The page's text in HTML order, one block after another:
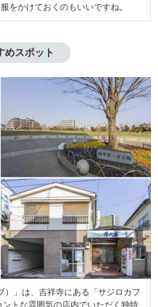
をかけておくのもいいですね。
めスポット
」は、吉祥寺にある「サジロカフ